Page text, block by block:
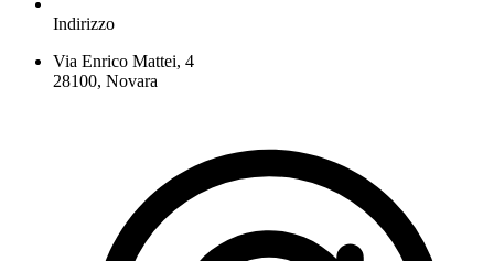
Indirizzo
Via Enrico Mattei, 4
28100, Novara